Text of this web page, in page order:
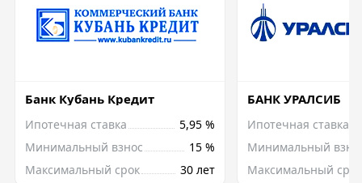
Банк Кубань Кредит
Ипотечная ставка
5,95 %
Минимальный взнос
15 %
Максимальный срок
30 лет
БАНК УРАЛСИБ
Ипотечная ставка
Минимальный
Максимальный срок